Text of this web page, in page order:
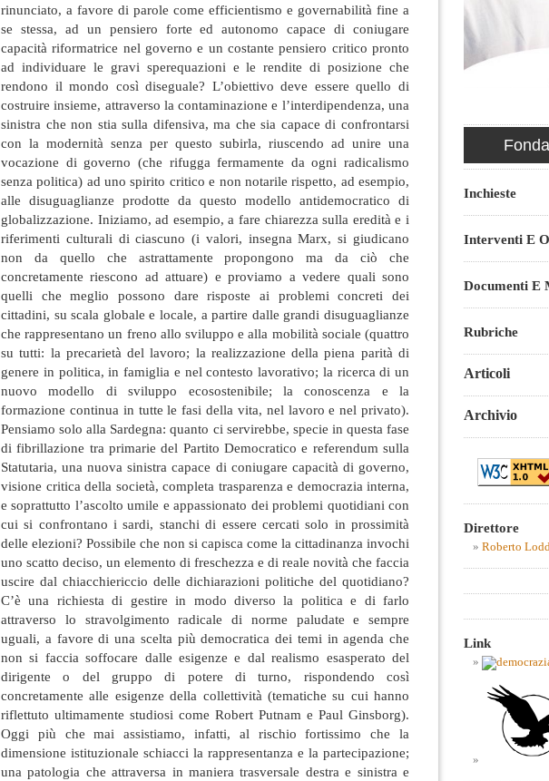
rinunciato, a favore di parole come efficientismo e governabilità fine a
se stessa, ad un pensiero forte ed autonomo capace di coniugare
capacità riformatrice nel governo e un costante pensiero critico pronto
ad individuare le gravi sperequazioni e le rendite di posizione che
rendono il mondo così diseguale? L’obiettivo deve essere quello di
costruire insieme, attraverso la contaminazione e l’interdipendenza, una
sinistra che non stia sulla difensiva, ma che sia capace di confrontarsi
con la modernità senza per questo subirla, riuscendo ad unire una
vocazione di governo (che rifugga fermamente da ogni radicalismo
senza politica) ad uno spirito critico e non notarile rispetto, ad esempio,
alle disuguaglianze prodotte da questo modello antidemocratico di
globalizzazione. Iniziamo, ad esempio, a fare chiarezza sulla eredità e i
riferimenti culturali di ciascuno (i valori, insegna Marx, si giudicano
non da quello che astrattamente propongono ma da ciò che
concretamente riescono ad attuare) e proviamo a vedere quali sono
quelli che meglio possono dare risposte ai problemi concreti dei
cittadini, su scala globale e locale, a partire dalle grandi disuguaglianze
che rappresentano un freno allo sviluppo e alla mobilità sociale (quattro
su tutti: la precarietà del lavoro; la realizzazione della piena parità di
genere in politica, in famiglia e nel contesto lavorativo; la ricerca di un
nuovo modello di sviluppo ecosostenibile; la conoscenza e la
formazione continua in tutte le fasi della vita, nel lavoro e nel privato).
Pensiamo solo alla Sardegna: quanto ci servirebbe, specie in questa fase
di fibrillazione tra primarie del Partito Democratico e referendum sulla
Statutaria, una nuova sinistra capace di coniugare capacità di governo,
visione critica della società, completa trasparenza e democrazia interna,
e soprattutto l’ascolto umile e appassionato dei problemi quotidiani con
cui si confrontano i sardi, stanchi di essere cercati solo in prossimità
delle elezioni? Possibile che non si capisca come la cittadinanza invochi
uno scatto deciso, un elemento di freschezza e di reale novità che faccia
uscire dal chiacchiericcio delle dichiarazioni politiche del quotidiano?
C’è una richiesta di gestire in modo diverso la politica e di farlo
attraverso lo stravolgimento radicale di norme paludate e sempre
uguali, a favore di una scelta più democratica dei temi in agenda che
non si faccia soffocare dalle esigenze e dal realismo esasperato del
dirigente o del gruppo di potere di turno, rispondendo così
concretamente alle esigenze della collettività (tematiche su cui hanno
riflettuto ultimamente studiosi come Robert Putnam e Paul Ginsborg).
Oggi più che mai assistiamo, infatti, al rischio fortissimo che la
dimensione istituzionale schiacci la rappresentanza e la partecipazione;
una patologia che attraversa in maniera trasversale destra e sinistra e
Inchieste
Interventi E
Documenti E
Rubriche
Articoli
Archivio
Direttore
Roberto
Link